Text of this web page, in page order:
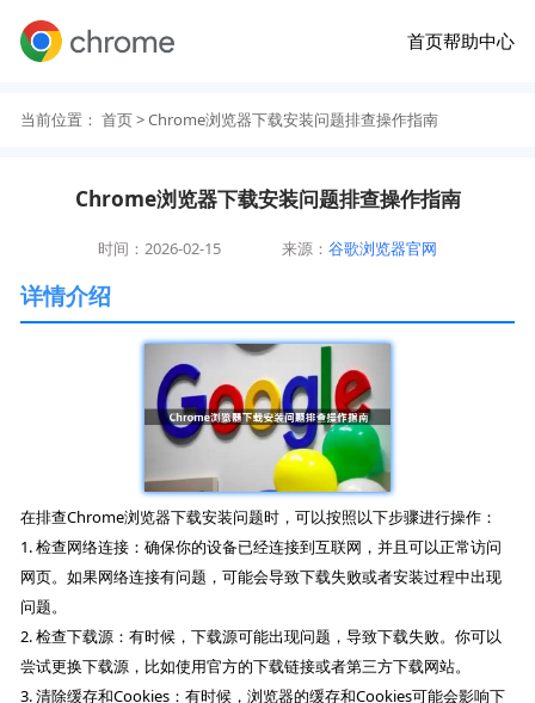
首页帮助中心
当前位置： 首页> Chrome浏览器下载安装问题排查操作指南
Chrome浏览器下载安装问题排查操作指南
时间：2026-02-15 来源：谷歌浏览器官网
详情介绍
在排查Chrome浏览器下载安装问题时，可以按照以下步骤进行操作：
1. 检查网络连接：确保你的设备已经连接到互联网，并且可以正常访问
网页。如果网络连接有问题，可能会导致下载失败或者安装过程中出现
问题。
2. 检查下载源：有时候，下载源可能出现问题，导致下载失败。你可以
尝试更换下载源，比如使用官方的下载链接或者第三方下载网站。
3. 清除缓存和Cookies：有时候，浏览器的缓存和Cookies可能会影响下